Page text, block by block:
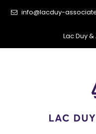
info@lacduy-
Lac Duy